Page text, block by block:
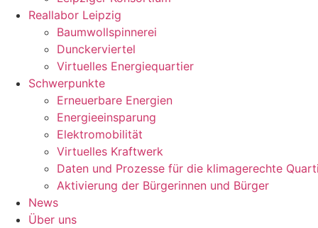
Reallabor Leipzig
Baumwollspinnerei
Dunckerviertel
Virtuelles Energiequartier
Schwerpunkte
Erneuerbare Energien
Energieeinsparung
Elektromobilität
Virtuelles Kraftwerk
Daten und Prozesse für die klimagerechte
Aktivierung der Bürgerinnen und Bürger
News
Über uns